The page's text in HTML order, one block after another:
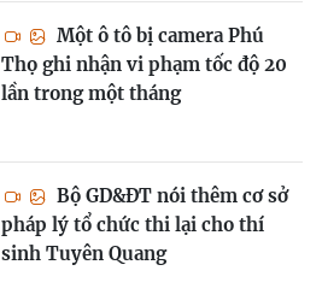
Một ô tô bị camera Phú
Thọ ghi nhận vi phạm tốc độ 20
lần trong một tháng
Bộ GD&ĐT nói thêm cơ sở
pháp lý tổ chức thi lại cho thí
sinh Tuyên Quang